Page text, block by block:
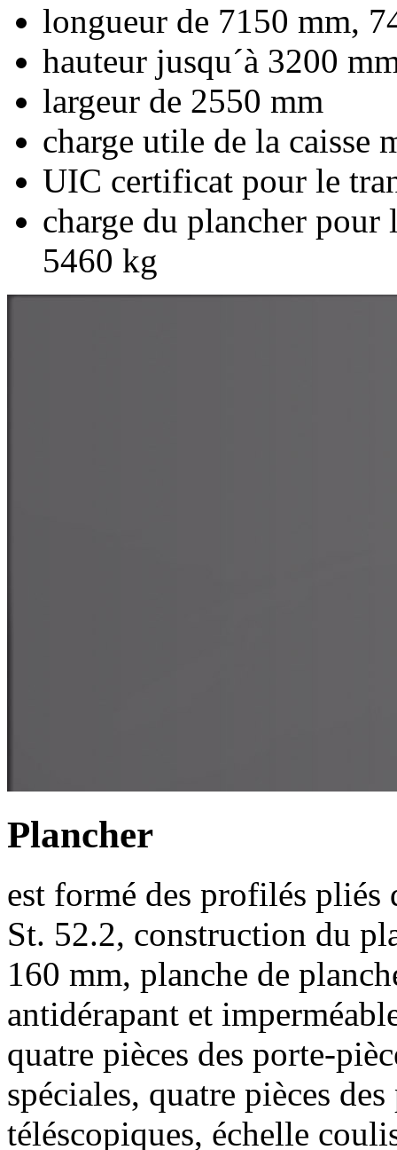
longueur de 7150 mm,
hauteur jusqu´à 3200
largeur de 2550 mm
charge utile de la caisse
UIC certificat pour le
charge du plancher pour
5460 kg
Plancher
est formé des profilés pliés
St. 52.2, construction du
160 mm, planche de
antidérapant et
quatre pièces des porte-
spéciales, quatre pièces
téléscopiques, échelle